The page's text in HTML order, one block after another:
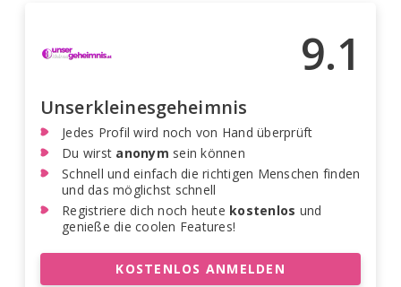
9.1
Unserkleinesgeheimnis
Jedes Profil wird noch von Hand überprüft
Du wirst anonym sein können
Schnell und einfach die richtigen Menschen finden
und das möglichst schnell
Registriere dich noch heute kostenlos und
genieße die coolen Features!
KOSTENLOS ANMELDEN